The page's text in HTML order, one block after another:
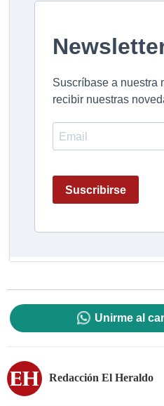
Unirme al
Redacción El Heraldo